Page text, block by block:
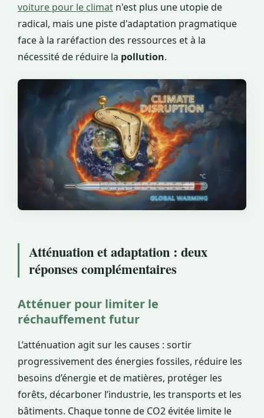
voiture pour le climat n'est plus une utopie de
radical, mais une piste d'adaptation pragmatique
face à la raréfaction des ressources et à la
nécessité de réduire la pollution.
Atténuation et adaptation : deux
réponses complémentaires
Atténuer pour limiter le
réchauffement futur
L’atténuation agit sur les causes : sortir
progressivement des énergies fossiles, réduire les
besoins d’énergie et de matières, protéger les
forêts, décarboner l’industrie, les transports et les
bâtiments. Chaque tonne de CO2 évitée limite le